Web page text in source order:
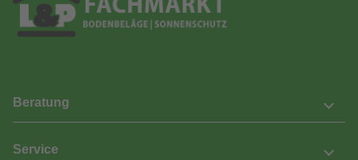
Beratung
Service